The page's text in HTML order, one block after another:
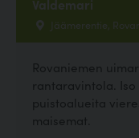
Valdemari
Jäämerentie,
Rovaniemen
rantaravintola.
puistoalueita
maisemat.